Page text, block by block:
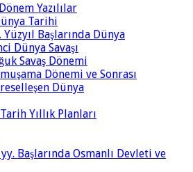
Yazılılar
Tarihi
Yüzyıl Başlarında Dünya
Dünya Savaşı
Savaş Dönemi
Dönemi ve Sonrası
Dünya
Yıllık Planları
Başlarında Osmanlı Devleti ve